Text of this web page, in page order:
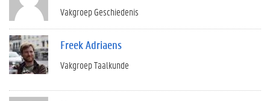
Vakgroep Geschiedenis
Freek Adriaens
Vakgroep Taalkunde